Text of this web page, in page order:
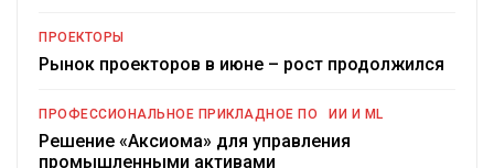
ПРОЕКТОРЫ
Рынок проекторов в июне – рост продолжился
ПРОФЕССИОНАЛЬНОЕ ПРИКЛАДНОЕ ПО ИИ И ML
Решение «Аксиома» для управления
промышленными активами